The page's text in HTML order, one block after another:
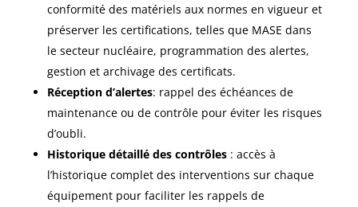
conformité des matériels aux normes en vigueur et
préserver les certifications, telles que MASE dans
le secteur nucléaire, programmation des alertes,
gestion et archivage des certificats.
Réception d’alertes: rappel des échéances de
maintenance ou de contrôle pour éviter les risques
d’oubli.
Historique détaillé des contrôles: accès à
l’historique complet des interventions sur chaque
équipement pour faciliter les rappels de